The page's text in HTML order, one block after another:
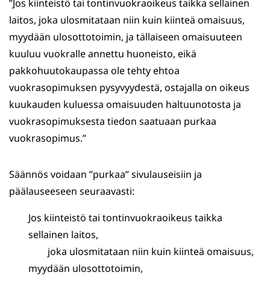
”Jos kiinteistö tai tontinvuokraoikeus taikka sellainen
laitos, joka ulosmitataan niin kuin kiinteä omaisuus,
myydään ulosottotoimin, ja tällaiseen omaisuuteen
kuuluu vuokralle annettu huoneisto, eikä
pakkohuutokaupassa ole tehty ehtoa
vuokrasopimuksen pysyvyydestä, ostajalla on oikeus
kuukauden kuluessa omaisuuden haltuunotosta ja
vuokrasopimuksesta tiedon saatuaan purkaa
vuokrasopimus.”
Säännös voidaan ”purkaa” sivulauseisiin ja
päälauseeseen seuraavasti:
Jos kiinteistö tai tontinvuokraoikeus taikka
sellainen laitos,
joka ulosmitataan niin kuin kiinteä omaisuus,
myydään ulosottotoimin,